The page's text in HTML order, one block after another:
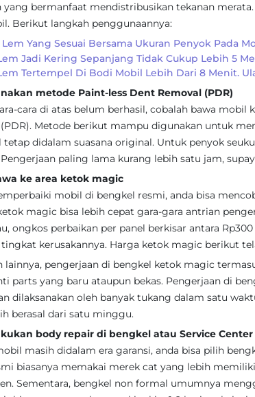
yang bermanfaat mendistribusikan tekanan
Berikut langkah penggunaannya:
Yang Sesuai Bersama Ukuran Penyok Pada
Jadi Kering Sepanjang Tidak Cukup Lebih 5
Tertempel Di Bodi Mobil Lebih Dari 8 Menit.
metode Paint-less Dent Removal (PDR)
cara di atas belum berhasil, cobalah bawa
Metode berikut mampu digunakan untuk
didalam suasana original. Untuk penyok
Pengerjaan paling lama kurang lebih satu jam,
ke area ketok magic
mobil di bengkel resmi, anda bisa
magic bisa lebih cepat gara-gara antrian
ongkos perbaikan per panel berkisar antara
kerusakannya. Harga ketok magic berikut
lainnya, pengerjaan di bengkel ketok magic
parts yang baru ataupun bekas. Pengerjaan di
dilaksanakan oleh banyak tukang dalam satu
berasal dari satu minggu.
body repair di bengkel atau Service Center
masih didalam era garansi, anda bisa pilih
biasanya memakai merek cat yang lebih
Sementara, bengkel non formal umumnya